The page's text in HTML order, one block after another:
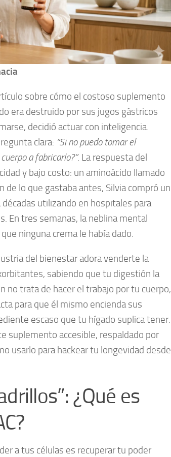
sobre cómo el costoso suplemento
era destruido por sus jugos gástricos
decidió actuar con inteligencia.
clara: “Si no puedo tomar el
a fabricarlo?”. La respuesta del
y bajo costo: un aminoácido llamado
de lo que gastaba antes, Silvia compró un
utilizando en hospitales para
En tres semanas, la neblina mental
ninguna crema le había dado.
del bienestar adora venderte la
sabiendo que tu digestión la
no trata de hacer el trabajo por tu cuerpo,
para que él mismo encienda sus
escaso que tu hígado suplica tener.
suplemento accesible, respaldado por
usarlo para hackear tu longevidad desde
¿Qué es
a tus células es recuperar tu poder